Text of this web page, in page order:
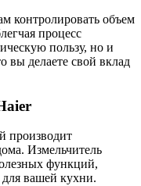
контролировать объем
процесс
пользу, но и
вы делаете свой вклад
производит
Измельчитель
функций,
вашей кухни.